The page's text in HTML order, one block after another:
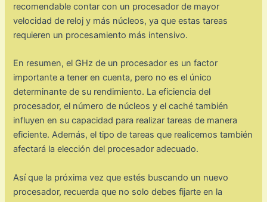
recomendable contar con un procesador de mayor
velocidad de reloj y más núcleos, ya que estas tareas
requieren un procesamiento más intensivo.
En resumen, el GHz de un procesador es un factor
importante a tener en cuenta, pero no es el único
determinante de su rendimiento. La eficiencia del
procesador, el número de núcleos y el caché también
influyen en su capacidad para realizar tareas de manera
eficiente. Además, el tipo de tareas que realicemos también
afectará la elección del procesador adecuado.
Así que la próxima vez que estés buscando un nuevo
procesador, recuerda que no solo debes fijarte en la